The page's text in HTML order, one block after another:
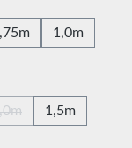
1,0m
en este momento.)
disponible en este
no está disponible
(Esta opción no está
1,5m